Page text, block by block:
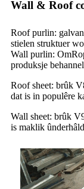
Wall & Roof
Roof purlin:
stielen struktuer
Wall purlin:
produksje
Roof sheet: brûk
dat is in populêre
Wall sheet: brûk
is maklik